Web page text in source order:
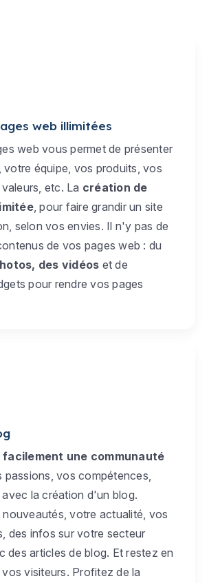
web illimitées
web vous permet de présenter
équipe, vos produits, vos
etc. La création de
, pour faire grandir un site
selon vos envies. Il n'y pas de
de vos pages web : du
des vidéos et de
pour rendre vos pages
une communauté
vos compétences,
la création d'un blog.
votre actualité, vos
des infos sur votre secteur
des articles de blog. Et restez en
visiteurs. Profitez de la